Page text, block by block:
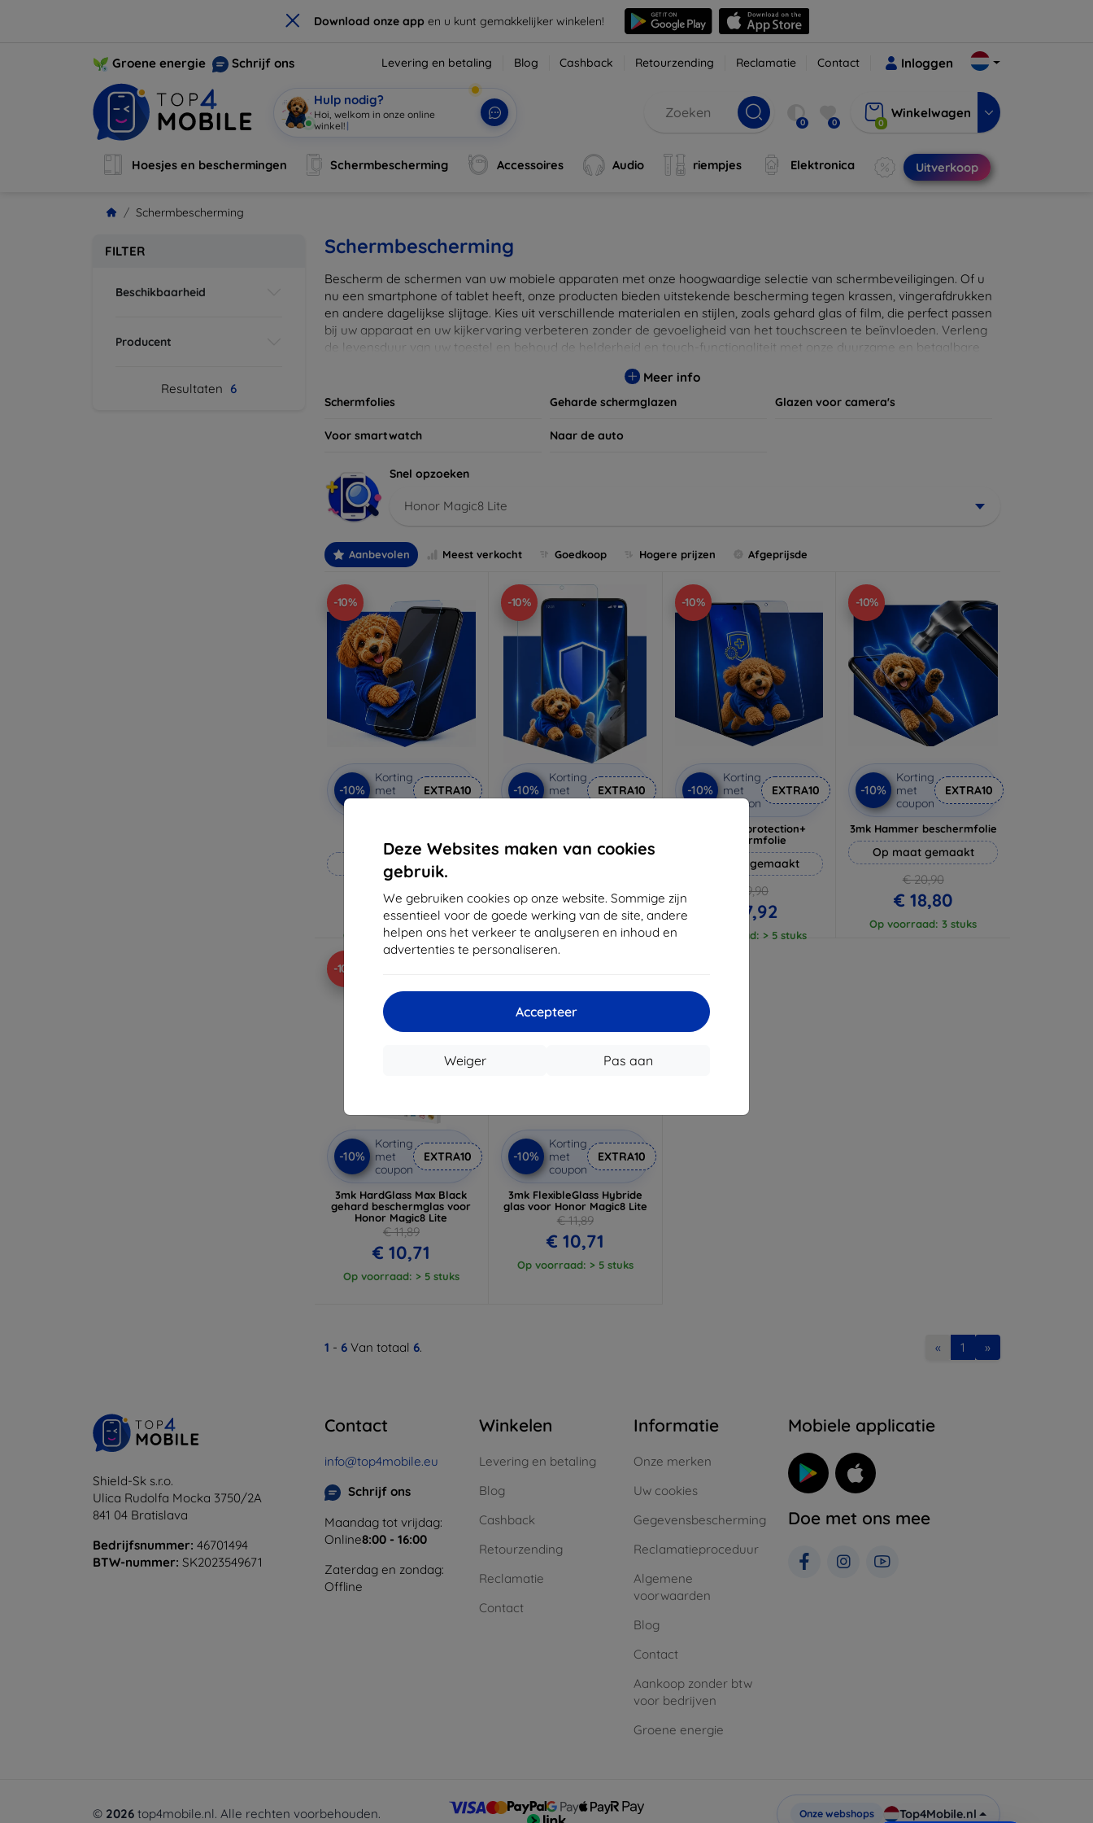
× Download onze app en u kunt gemakkelijker winkelen!
Deze Websites maken van cookies
gebruik.
We gebruiken cookies op onze website. Sommige zijn
essentieel voor de goede werking van de site, andere
helpen ons het verkeer te analyseren en inhoud en
advertenties te personaliseren.
Accepteer
Pas aan
Weiger
Groene energie Schrijf ons Levering en betaling Blog Cashback Retourzending Reclamatie Contact Inloggen
Hulp nodig?
Hoi, welkom in o| 0 0 0
Winkelwagen
Hoesjes en beschermingen Schermbescherming Accessoires Audio riempjes Elektronica Uitverkoop
Schermbescherming
FILTER
Beschikbaarheid
Producent
Resultaten 6
Schermbescherming
Bescherm de schermen van uw mobiele apparaten met onze hoogwaardige selectie van schermbeveiligingen. Of u
nu een smartphone of tablet heeft, onze producten bieden uitstekende bescherming tegen krassen, vingerafdrukken
en andere dagelijkse slijtage. Kies uit verschillende materialen en stijlen, zoals gehard glas of film, die perfect passen
bij uw apparaat en uw kijkervaring verbeteren zonder de gevoeligheid van het touchscreen te beïnvloeden. Verleng
de levensduur van uw toestel en behoud de helderheid en touch-functionaliteit met onze duurzame en betaalbare
Meer info
Schermfolies Geharde schermglazen Glazen voor camera's
Voor smartwatch Naar de auto
Snel opzoeken
Honor Magic8 Lite
Aanbevolen Meest verkocht Goedkoop Hogere prijzen Afgeprijsde
-10%
-10%
Korting
met
coupon
EXTRA10
Op maat gemaakt
€ 17,90
€ 16,11
Op voorraad: > 5 stuks
-10%
-10%
Korting
met
coupon
EXTRA10
€ 13,90
€ 12,51
Op voorraad: > 5 stuks
-10%
-10%
Korting
met
coupon
EXTRA10
3mk Silverprotection+
beschermfolie
Op maat gemaakt
€ 19,90
€ 17,92
Op voorraad: > 5 stuks
-10%
-10%
Korting
met
coupon
EXTRA10
3mk Hammer beschermfolie
Op maat gemaakt
€ 20,90
€ 18,80
Op voorraad: 3 stuks
-10%
-10%
Korting
met
coupon
EXTRA10
3mk HardGlass Max Black
gehard beschermglas voor
Honor Magic8 Lite
€ 11,89
€ 10,71
Op voorraad: > 5 stuks
-10%
Korting
met
coupon
EXTRA10
3mk FlexibleGlass Hybride
glas voor Honor Magic8 Lite
€ 11,89
€ 10,71
Op voorraad: > 5 stuks
1 - 6 Van totaal 6. « 1 »
Shield-Sk s.r.o.
Ulica Rudolfa Mocka 3750/2A
841 04 Bratislava
Bedrijfsnummer: 46701494
BTW-nummer: SK2023549671
Contact
info@top4mobile.eu
Schrijf ons
Maandag tot vrijdag:
Online8:00 - 16:00
Zaterdag en zondag:
Offline
Winkelen
Levering en betaling
Blog
Cashback
Retourzending
Reclamatie
Contact
Informatie
Onze merken
Uw cookies
Gegevensbescherming
Reclamatieproceduur
Algemene
voorwaarden
Blog
Contact
Aankoop zonder btw
voor bedrijven
Groene energie
Mobiele applicatie
Doe met ons mee
© 2026 top4mobile.nl. Alle rechten voorbehouden. Onze webshops Top4Mobile.nl